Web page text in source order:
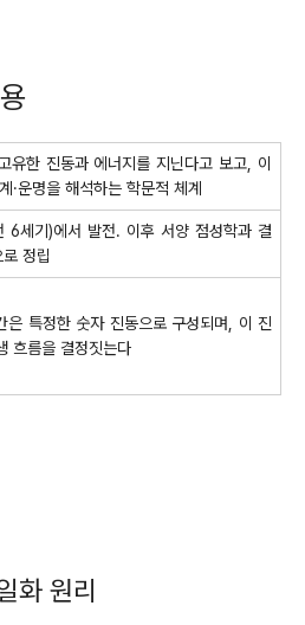
유한 진동과 에너지를 지닌다고 보고, 이
·운명을 해석하는 학문적 체계
6세기)에서 발전. 이후 서양 점성학과 결
정립
은 특정한 숫자 진동으로 구성되며, 이 진
흐름을 결정짓는다
화 원리